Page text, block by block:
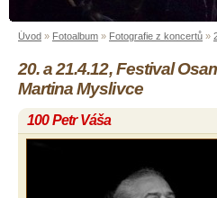
Úvod » Fotoalbum » Fotografie z koncertů »
20. a 21.4.12, Festival
Martina Myslivce
100 Petr Váša